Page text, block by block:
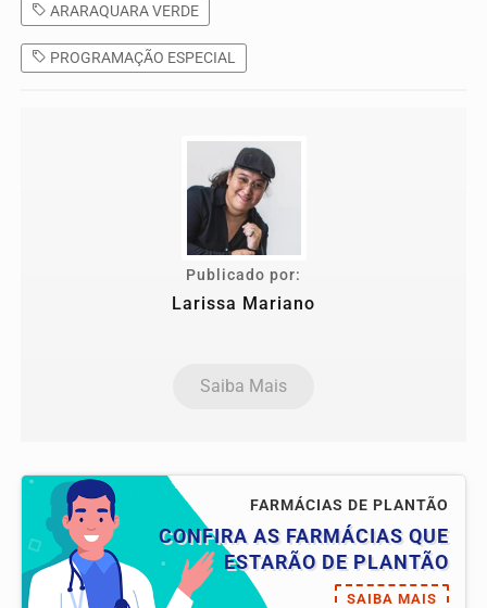
ARARAQUARA VERDE
PROGRAMAÇÃO ESPECIAL
Publicado por:
Larissa Mariano
Saiba Mais
FARMÁCIAS DE PLANTÃO
CONFIRA AS FARMÁCIAS QUE
ESTARÃO DE PLANTÃO
SAIBA MAIS